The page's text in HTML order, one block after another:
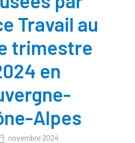
Travail au
trimestre
en
Alpes
novembre 2024